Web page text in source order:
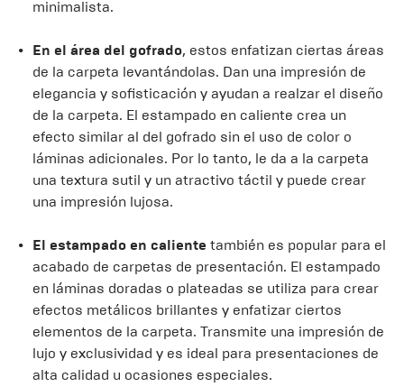
minimalista.
En el área del gofrado, estos enfatizan ciertas áreas
de la carpeta levantándolas. Dan una impresión de
elegancia y sofisticación y ayudan a realzar el diseño
de la carpeta. El estampado en caliente crea un
efecto similar al del gofrado sin el uso de color o
láminas adicionales. Por lo tanto, le da a la carpeta
una textura sutil y un atractivo táctil y puede crear
una impresión lujosa.
El estampado en caliente también es popular para el
acabado de carpetas de presentación. El estampado
en láminas doradas o plateadas se utiliza para crear
efectos metálicos brillantes y enfatizar ciertos
elementos de la carpeta. Transmite una impresión de
lujo y exclusividad y es ideal para presentaciones de
alta calidad u ocasiones especiales.